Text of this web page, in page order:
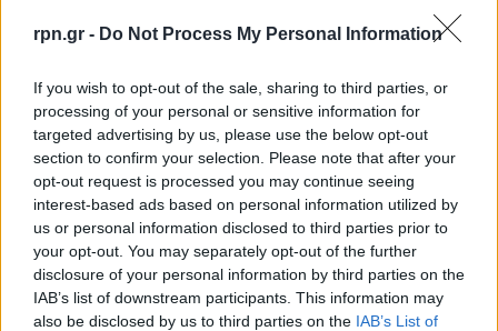
rpn.gr - Do Not Process My Personal Information
If you wish to opt-out of the sale, sharing to third parties, or
processing of your personal or sensitive information for
targeted advertising by us, please use the below opt-out
section to confirm your selection. Please note that after your
opt-out request is processed you may continue seeing
interest-based ads based on personal information utilized by
us or personal information disclosed to third parties prior to
your opt-out. You may separately opt-out of the further
disclosure of your personal information by third parties on the
IAB’s list of downstream participants. This information may
also be disclosed by us to third parties on the IAB’s List of
Ραφήνα-Πικέρμι: Ορισμός Αντιδημάρχων και
μεταβίβαση αρμοδιοτήτων – rpn